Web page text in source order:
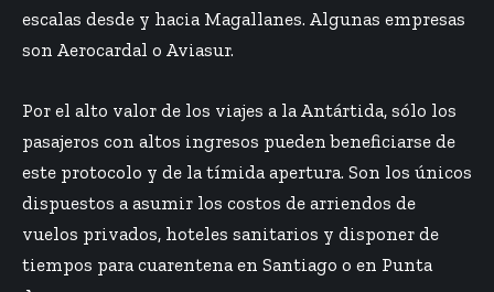
escalas desde y hacia Magallanes. Algunas empresas
son Aerocardal o Aviasur.
Por el alto valor de los viajes a la Antártida, sólo los
pasajeros con altos ingresos pueden beneficiarse de
este protocolo y de la tímida apertura. Son los únicos
dispuestos a asumir los costos de arriendos de
vuelos privados, hoteles sanitarios y disponer de
tiempos para cuarentena en Santiago o en Punta